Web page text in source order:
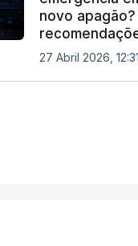
novo
27 Abril 2026, 12:31